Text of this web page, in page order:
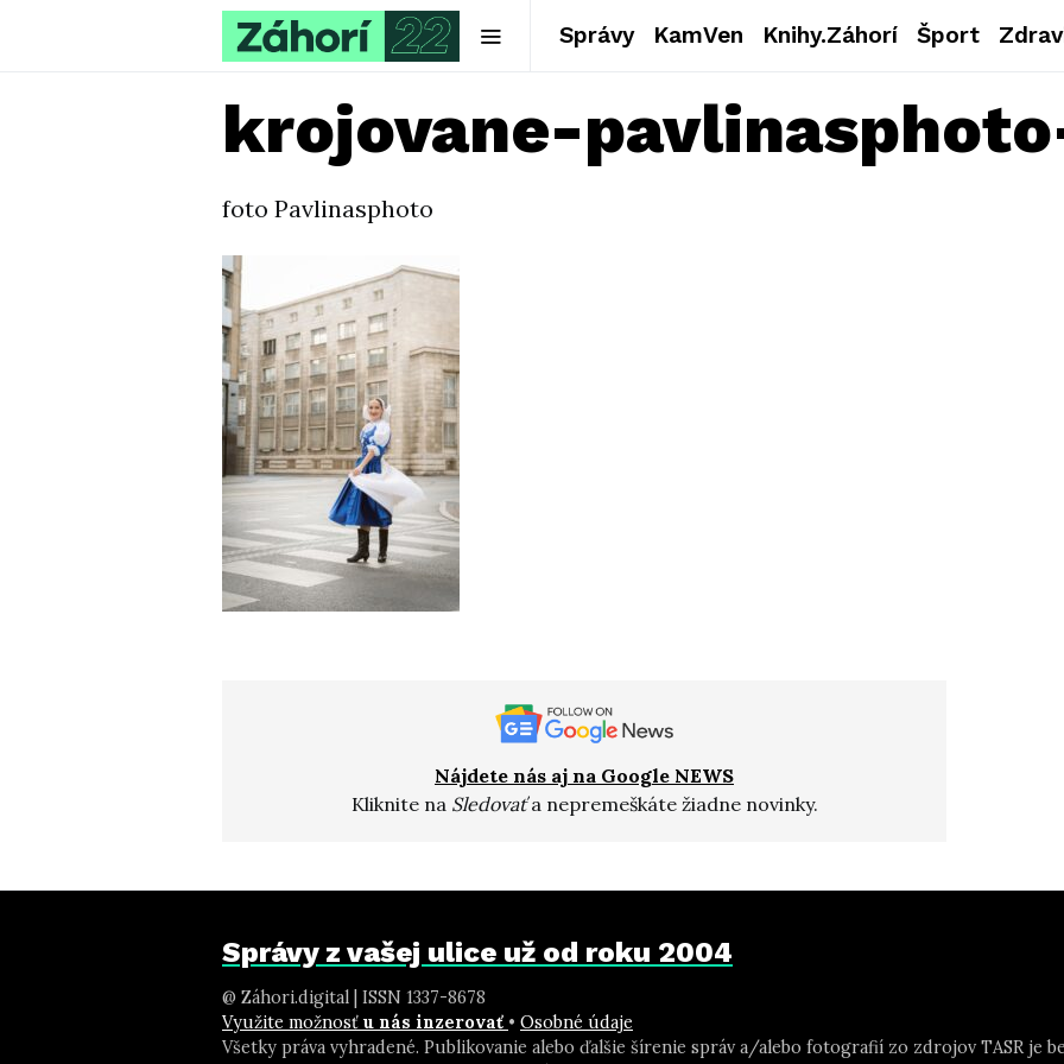
Správy KamVen Knihy.Záhorí Šport
krojovane-
foto Pavlinasphoto
Nájdete nás aj na Google NEWS
Kliknite na Sledovaťa nepremeškáte žiadne novinky.
Správy z vašej ulice už od roku 2004
@ Záhori.digital | ISSN 1337-8678
Využite možnosť u nás inzerovať • Osobné údaje
Všetky práva vyhradené. Publikovanie alebo ďalšie šírenie správ a/alebo fotografií zo zdrojov TASR je